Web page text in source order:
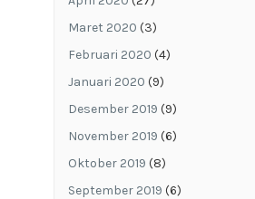
Maret 2020 (3)
Februari 2020 (4)
Januari 2020 (9)
Desember 2019 (9)
November 2019 (6)
Oktober 2019 (8)
September 2019 (6)